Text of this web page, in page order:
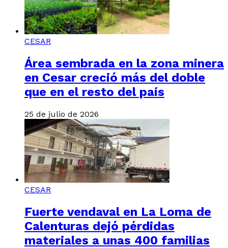
CESAR
Área sembrada en la zona minera
en Cesar creció más del doble
que en el resto del país
25 de julio de 2026
CESAR
Fuerte vendaval en La Loma de
Calenturas dejó pérdidas
materiales a unas 400 familias